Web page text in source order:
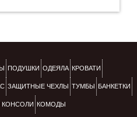
ПОДУШКИ ОДЕЯЛА КРОВАТИ
ЗАЩИТНЫЕ ЧЕХЛЫ ТУМБЫ БАНКЕТКИ
КОНСОЛИ КОМОДЫ